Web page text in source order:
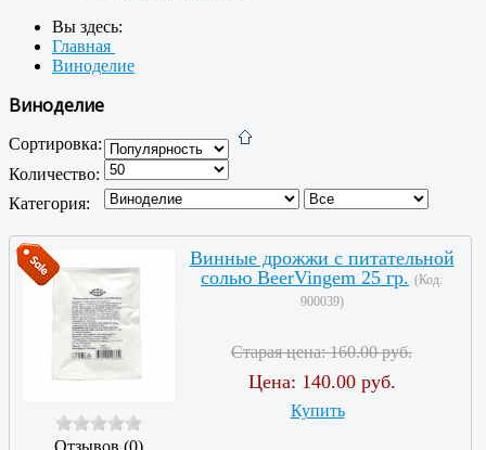
Вы здесь:
Главная
Виноделие
Виноделие
Сортировка:
Количество:
Категория:
Отзывов (0)
Винные дрожжи с питательной
солью BeerVingem 25 гр. (Код:
900039)
Старая цена:160.00 руб.
Цена: 140.00 руб.
Купить